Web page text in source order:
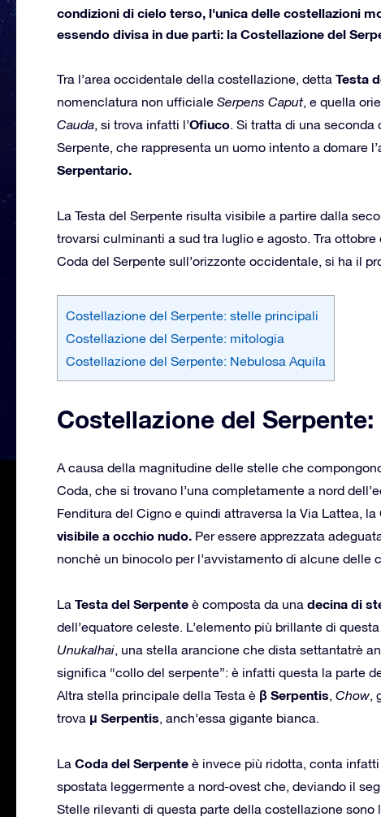
condizioni di cielo terso, l'unica delle costellazioni
essendo divisa in due parti: la Costellazione del
Tra l’area occidentale della costellazione, detta Testa
nomenclatura non ufficiale Serpens Caput, e quella
Cauda, si trova infatti l’Ofiuco. Si tratta di una
Serpente, che rappresenta un uomo intento a domare
Serpentario.
La Testa del Serpente risulta visibile a partire dalla
trovarsi culminanti a sud tra luglio e agosto. Tra
Coda del Serpente sull’orizzonte occidentale, si ha il
Costellazione del Serpente: stelle principali
Costellazione del Serpente: mitologia
Costellazione del Serpente: Nebulosa Aquila
Costellazione del
A causa della magnitudine delle stelle che
Coda, che si trovano l’una completamente a nord
Fenditura del Cigno e quindi attraversa la Via Lattea,
visibile a occhio nudo. Per essere apprezzata
nonchè un binocolo per l’avvistamento di alcune delle
La Testa del Serpente è composta da una decina di
dell’equatore celeste. L’elemento più brillante di
Unukalhai, una stella arancione che dista settantatrè
significa “collo del serpente”: è infatti questa la parte
Altra stella principale della Testa è β Serpentis, Chow,
trova μ Serpentis, anch’essa gigante bianca.
La Coda del Serpente è invece più ridotta, conta
spostata leggermente a nord-ovest che, deviando il
Stelle rilevanti di questa parte della costellazione sono